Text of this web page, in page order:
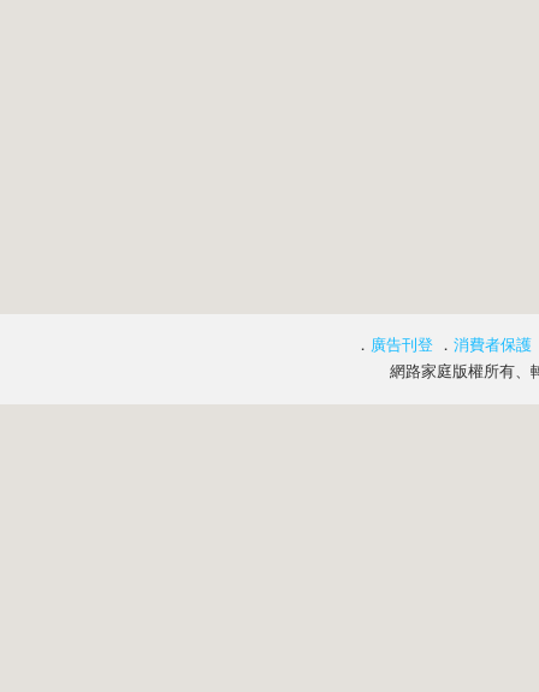
． 廣告刊登 ． 消費者保護
網路家庭版權所有、